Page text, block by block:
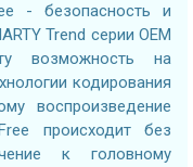
- безопасность и
Trend серии OEM
возможность на
кодирования
воспроизведение
происходит без
к головному